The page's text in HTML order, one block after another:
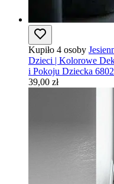
Kupiło 4 osoby
Dzieci | Kolorowe
i Pokoju Dziecka
39,00 zł